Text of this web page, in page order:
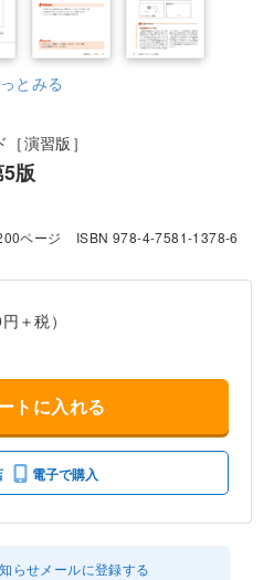
とみる
演習版］
版
ページ ISBN 978-4-7581-1378-6
＋税）
トに入れる
電子で購入
らせメールに登録する